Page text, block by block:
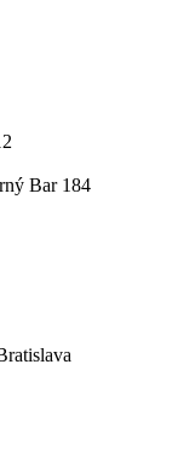
Bar 184